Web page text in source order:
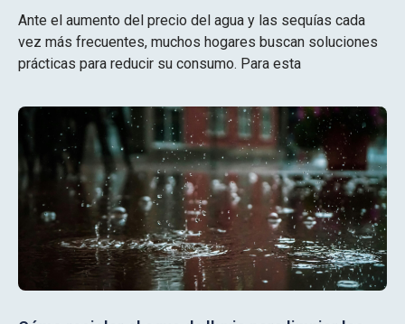
Ante el aumento del precio del agua y las sequías cada
vez más frecuentes, muchos hogares buscan soluciones
prácticas para reducir su consumo. Para esta